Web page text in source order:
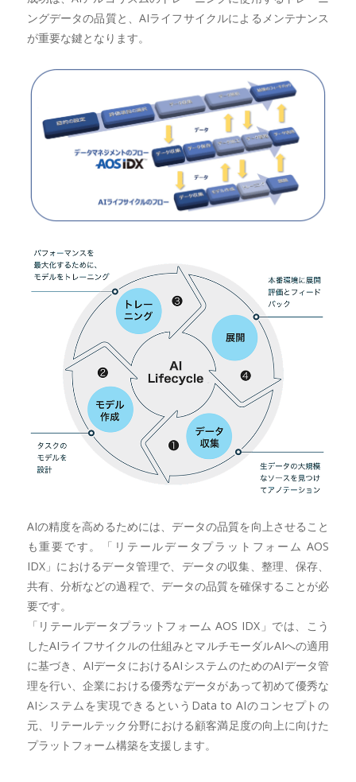
ングデータの品質と、AIライフサイクルによるメンテナンス
が重要な鍵となります。
AIの精度を高めるためには、データの品質を向上させること
も重要です。「リテールデータプラットフォーム AOS
IDX」におけるデータ管理で、データの収集、整理、保存、
共有、分析などの過程で、データの品質を確保することが必
要です。
「リテールデータプラットフォーム AOS IDX」では、こう
したAIライフサイクルの仕組みとマルチモーダルAIへの適用
に基づき、AIデータにおけるAIシステムのためのAIデータ管
理を行い、企業における優秀なデータがあって初めて優秀な
AIシステムを実現できるというData to AIのコンセプトの
元、リテールテック分野における顧客満足度の向上に向けた
プラットフォーム構築を支援します。